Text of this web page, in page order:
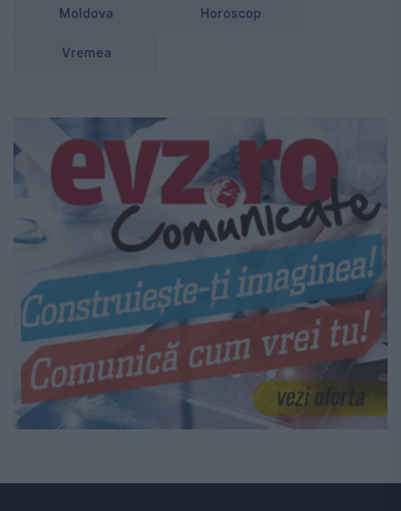
Moldova Horoscop
Vremea